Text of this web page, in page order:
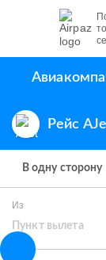
Рейс
В одну сторону
Из
Пункт вылета